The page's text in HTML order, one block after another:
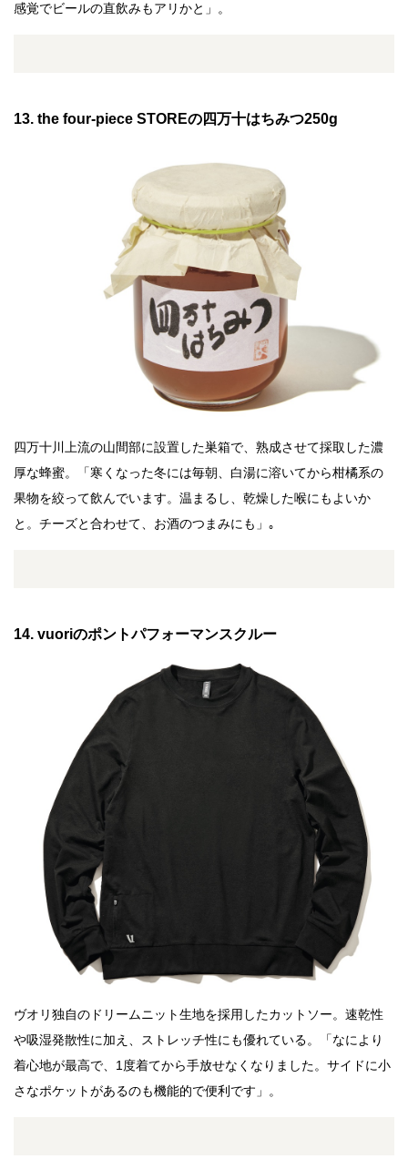
感覚でビールの直飲みもアリかと」。
13. the four-piece STOREの四万十はちみつ250g
四万十川上流の山間部に設置した巣箱で、熟成させて採取した濃
厚な蜂蜜。「寒くなった冬には毎朝、白湯に溶いてから柑橘系の
果物を絞って飲んでいます。温まるし、乾燥した喉にもよいか
と。チーズと合わせて、お酒のつまみにも」｡
14. vuoriのポントパフォーマンスクルー
ヴオリ独自のドリームニット生地を採用したカットソー。速乾性
や吸湿発散性に加え、ストレッチ性にも優れている。「なにより
着心地が最高で、1度着てから手放せなくなりました。サイドに小
さなポケットがあるのも機能的で便利です」。